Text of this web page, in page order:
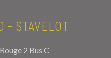
- STAVELOT
2 Bus C